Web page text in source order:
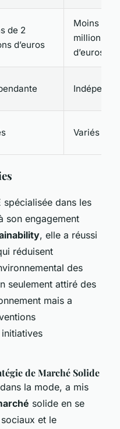
de 2
d’euros
Moins de
millions
d’euros
Variés
spécialisée dans les
son engagement
, elle a réussi
réduisent
des
seulement attiré des
mais a
de Marché Solide
la mode, a mis
solide en se
et le